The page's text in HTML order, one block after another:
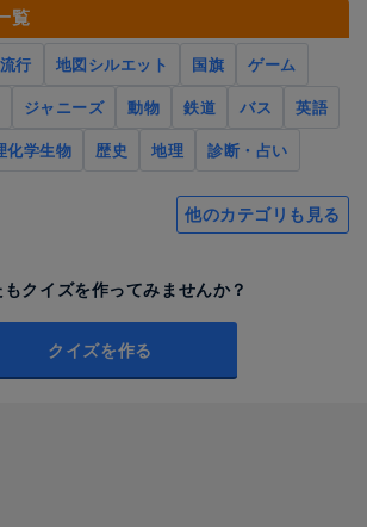
覧
行 地図シルエット 国旗
ゲーム
ジャニーズ 動物 鉄道 バス
英語
化学生物 歴史 地理 診断・占い
他のカテゴリも見る
もクイズを作ってみませんか？
クイズを作る